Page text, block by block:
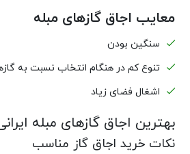
معایب اجاق گاز‌های مبله
سنگین بودن
تنوع کم در هنگام انتخاب نسبت به
اشغال فضای زیاد
بهترین اجاق گازهای مبله
نكات خريد اجاق گاز مناسب